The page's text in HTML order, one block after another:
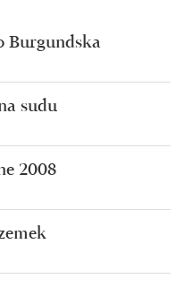
Burgundska
sudu
2008